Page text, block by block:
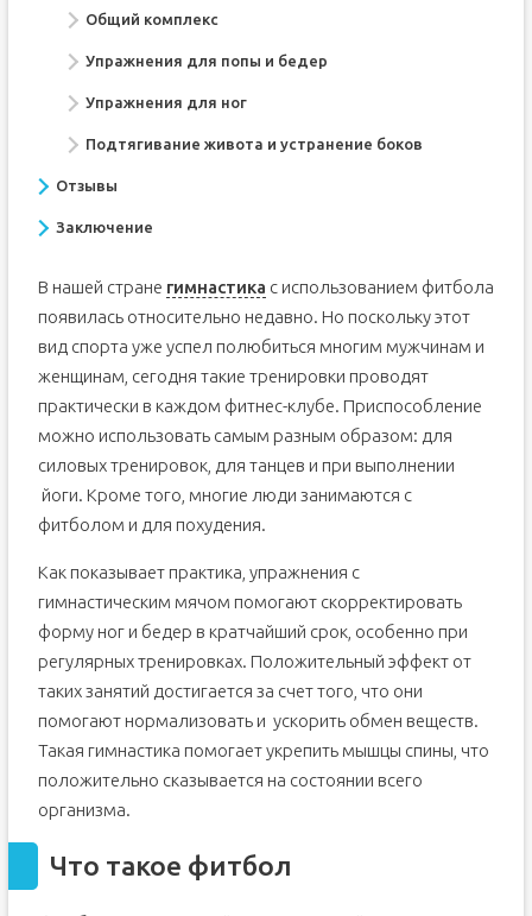
Общий комплекс
Упражнения для попы и бедер
Упражнения для ног
Подтягивание живота и устранение боков
Отзывы
Заключение
В нашей стране гимнастика с использованием фитбола
появилась относительно недавно. Но поскольку этот
вид спорта уже успел полюбиться многим мужчинам и
женщинам, сегодня такие тренировки проводят
практически в каждом фитнес-клубе. Приспособление
можно использовать самым разным образом: для
силовых тренировок, для танцев и при выполнении
йоги. Кроме того, многие люди занимаются с
фитболом и для похудения.
Как показывает практика, упражнения с
гимнастическим мячом помогают скорректировать
форму ног и бедер в кратчайший срок, особенно при
регулярных тренировках. Положительный эффект от
таких занятий достигается за счет того, что они
помогают нормализовать и ускорить обмен веществ.
Такая гимнастика помогает укрепить мышцы спины, что
положительно сказывается на состоянии всего
организма.
Что такое фитбол